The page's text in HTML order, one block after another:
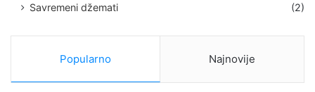
Savremeni džemati
(2)
Popularno Najnovije